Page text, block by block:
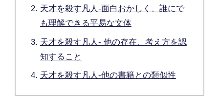
天才を殺す凡人-面白おかしく、誰にで
も理解できる平易な文体
天才を殺す凡人- 他の存在、考え方を認
知すること
天才を殺す凡人-他の書籍との類似性